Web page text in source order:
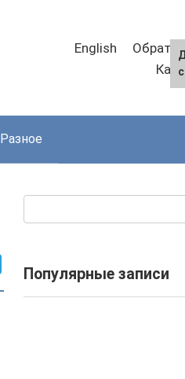
English
Разное
Популярные записи